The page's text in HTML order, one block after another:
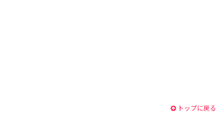
トップに戻る